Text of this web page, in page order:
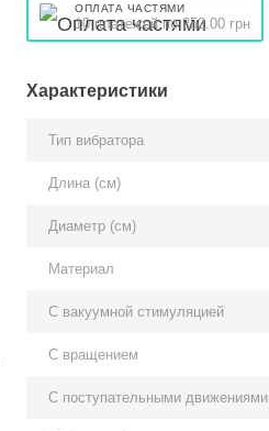
ОПЛАТА ЧАСТЯМИ
10 платежей по 252.00 грн
Характеристики
Тип вибратора
Длина (см)
Диаметр (см)
Материал
С вакуумной стимуляцией
С вращением
С поступательными движениями